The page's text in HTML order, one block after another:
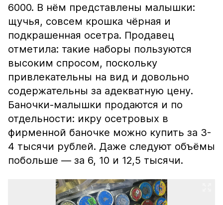
6000. В нём представлены малышки:
щучья, совсем крошка чёрная и
подкрашенная осетра. Продавец
отметила: такие наборы пользуются
высоким спросом, поскольку
привлекательны на вид и довольно
содержательны за адекватную цену.
Баночки-малышки продаются и по
отдельности: икру осетровых в
фирменной баночке можно купить за 3-
4 тысячи рублей. Даже следуют объёмы
побольше — за 6, 10 и 12,5 тысячи.